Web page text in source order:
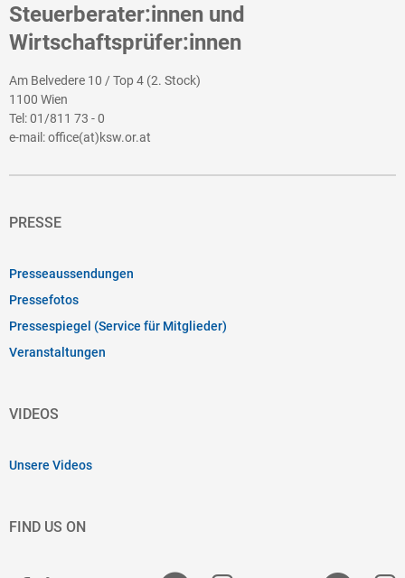
Steuerberater:innen und
Wirtschaftsprüfer:innen
Am Belvedere 10 / Top 4 (2. Stock)
1100 Wien
Tel:01/811 73 - 0
e-mail:office(at)ksw.or.at
PRESSE
Presseaussendungen
Pressefotos
Pressespiegel (Service für Mitglieder)
Veranstaltungen
VIDEOS
Unsere Videos
FIND US ON